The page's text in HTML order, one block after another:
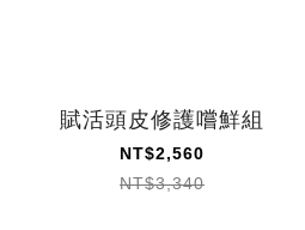
賦活頭皮修護嚐鮮組
NT$2,560
NT$3,340